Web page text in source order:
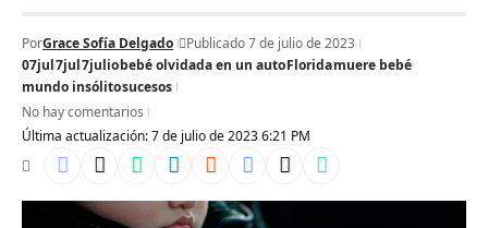
Última actualización: 7 de julio de 2023 6:21 PM
PorGrace Sofía Delgado
Publicado 7 de julio de 2023
07jul7jul7juliobebé olvidada en un autoFloridamuere bebé
mundo insólitosucesos
No hay comentarios